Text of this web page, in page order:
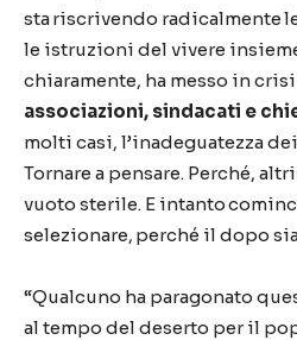
sta riscrivendo radicalmente
le istruzioni del vivere
chiaramente, ha messo in crisi
associazioni, sindacati e
molti casi, l’inadeguatezza
Tornare a pensare. Perché,
vuoto sterile. E intanto
selezionare, perché il dopo
“Qualcuno ha paragonato
al tempo del deserto per il